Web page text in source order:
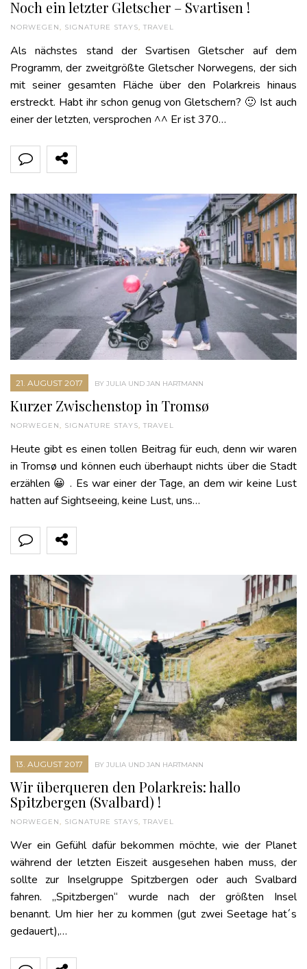
Noch ein letzter Gletscher – Svartisen !
NORWEGEN SIGNATURE STAYS TRAVEL
Als nächstes stand der Svartisen Gletscher auf dem
Programm, der zweitgrößte Gletscher Norwegens, der sich
mit seiner gesamten Fläche über den Polarkreis hinaus
erstreckt. Habt ihr schon genug von Gletschern? 🙂 Ist auch
einer der letzten, versprochen ^^ Er ist 370…
21. AUGUST 2017 BY JULIA UND JAN HARTMANN
Kurzer Zwischenstop in Tromsø
NORWEGEN, SIGNATURE STAYS, TRAVEL
Heute gibt es einen tollen Beitrag für euch, denn wir waren
in Tromsø und können euch überhaupt nichts über die Stadt
erzählen 😀 . Es war einer der Tage, an dem wir keine Lust
hatten auf Sightseeing, keine Lust, uns…
13. AUGUST 2017 BY JULIA UND JAN HARTMANN
Wir überqueren den Polarkreis: hallo
Spitzbergen (Svalbard) !
NORWEGEN, SIGNATURE STAYS, TRAVEL
Wer ein Gefühl dafür bekommen möchte, wie der Planet
während der letzten Eiszeit ausgesehen haben muss, der
sollte zur Inselgruppe Spitzbergen oder auch Svalbard
fahren. „Spitzbergen“ wurde nach der größten Insel
benannt. Um hier her zu kommen (gut zwei Seetage hat´s
gedauert),…